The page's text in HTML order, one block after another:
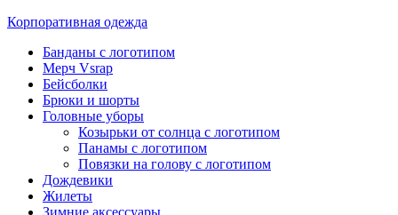
Корпоративная одежда
Банданы с логотипом
Мерч Vsrap
Бейсболки
Брюки и шорты
Головные уборы
Козырьки от солнца с логотипом
Панамы с логотипом
Повязки на голову с логотипом
Дождевики
Жилеты
Зимние аксессуары